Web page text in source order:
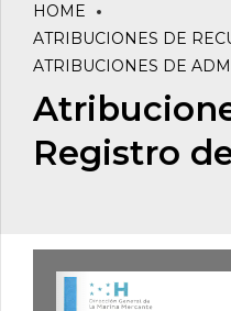
HOME
ATRIBUCIONES DE
ATRIBUCIONES DE
Registro